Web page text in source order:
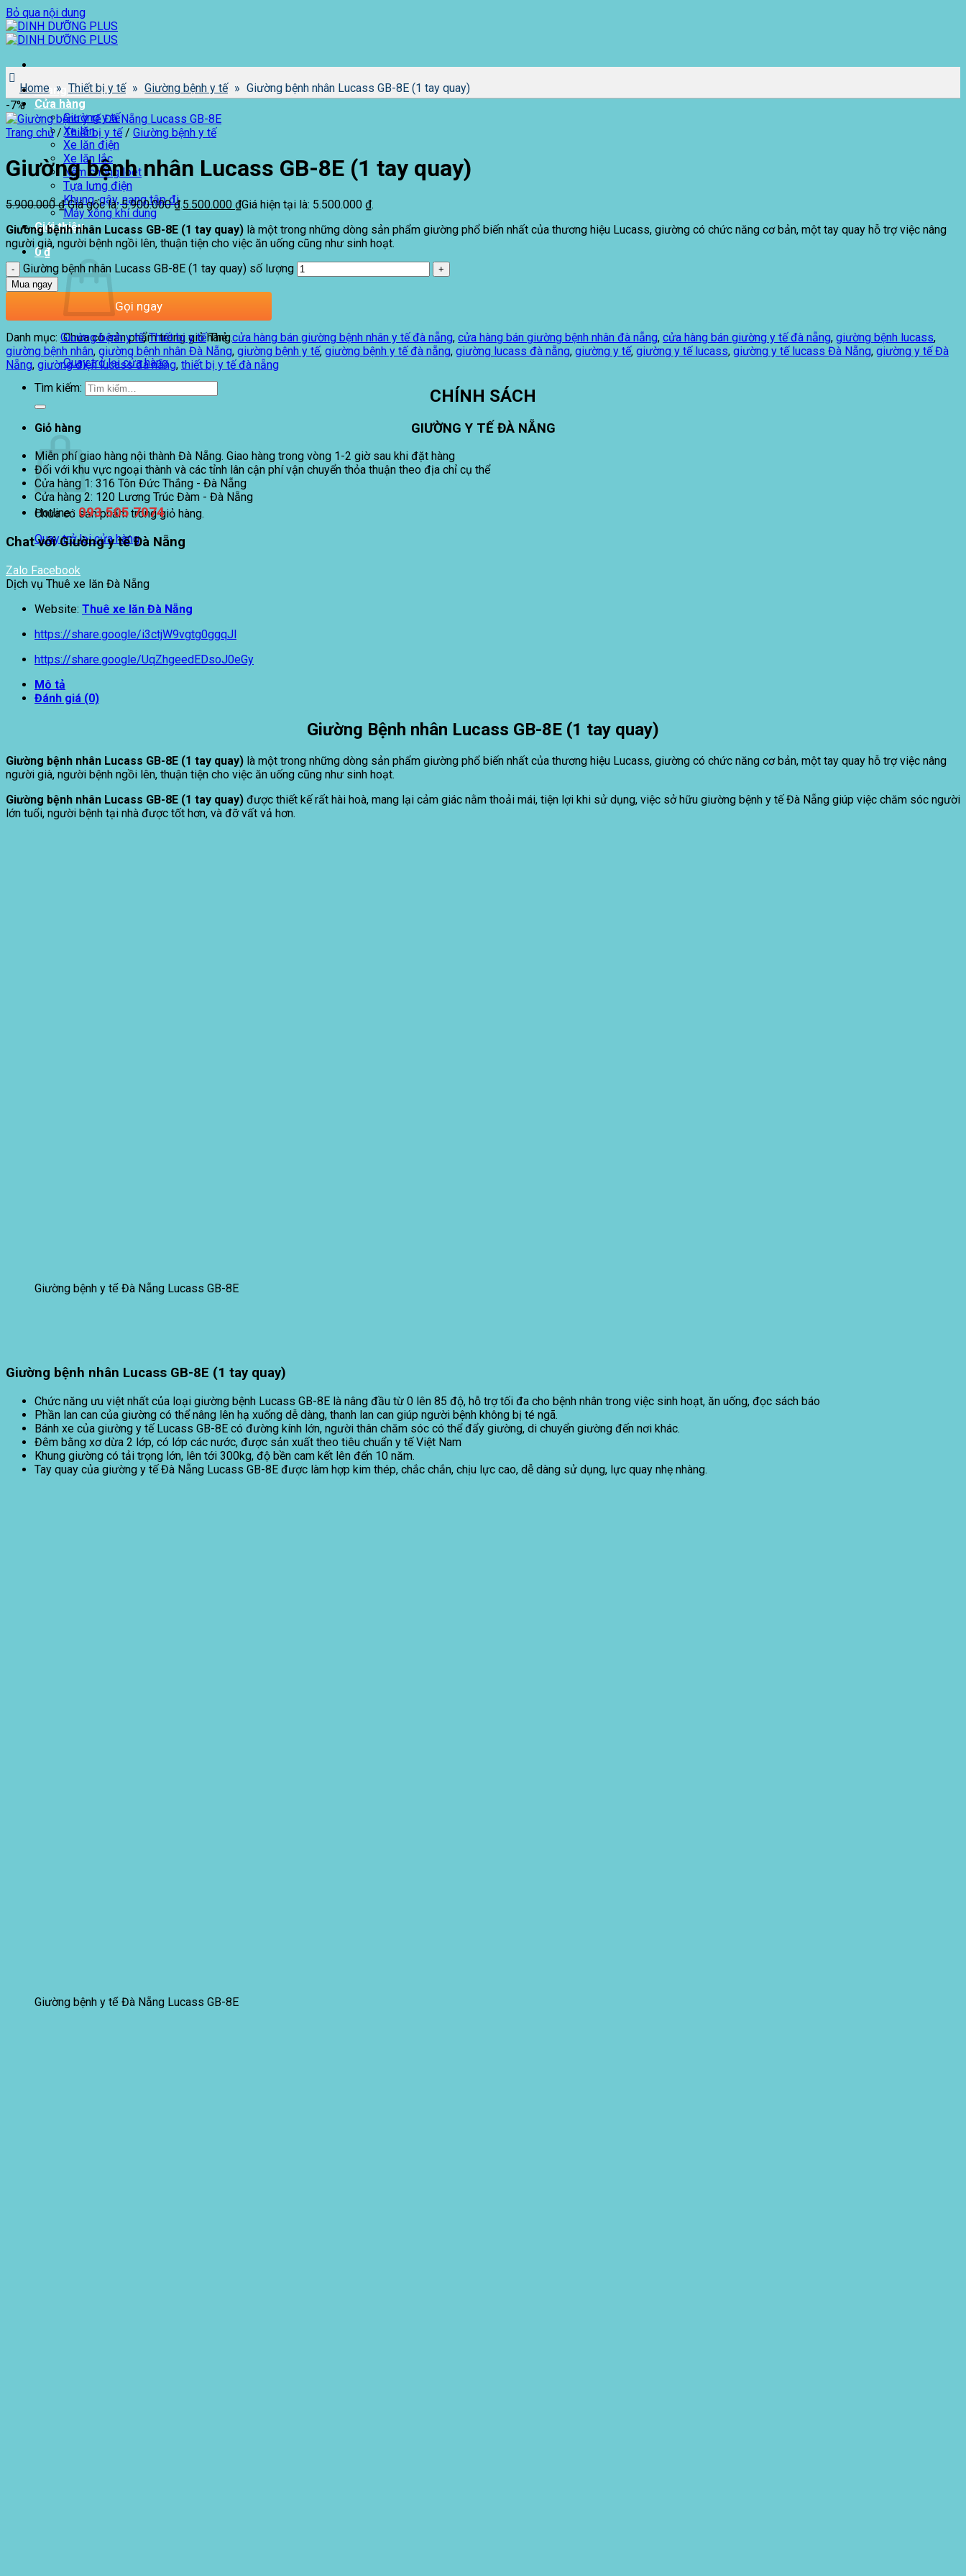
Bỏ qua nội dung
Trang chủ
Cửa hàng
Giường y tế
Xe lăn
Xe lăn điện
Xe lăn lắc
Nệm chống loét
Tựa lưng điện
Khung, gậy, nạng tập đi
Máy xông khí dung
Giới thiệu
0₫
Chưa có sản phẩm trong giỏ hàng.
Quay trở lại cửa hàng
Tìm kiếm:
Giỏ hàng
Chưa có sản phẩm trong giỏ hàng.
Quay trở lại cửa hàng
Home » Thiết bị y tế » Giường bệnh y tế » Giường bệnh nhân Lucass GB-8E (1 tay quay)
-7%
Trang chủ / Thiết bị y tế / Giường bệnh y tế
Giường bệnh nhân Lucass GB-8E (1 tay quay)
5.900.000₫ Giá gốc là: 5.900.000 ₫.5.500.000 ₫Giá hiện tại là: 5.500.000 ₫.
Giường bệnh nhân Lucass GB-8E (1 tay quay) là một trong những dòng sản phẩm giường phổ biến nhất của thương hiệu Lucass, giường có chức năng cơ bản, một tay quay hỗ trợ việc nâng
người già, người bệnh ngồi lên, thuận tiện cho việc ăn uống cũng như sinh hoạt.
Giường bệnh nhân Lucass GB-8E (1 tay quay) số lượng
Mua ngay
Gọi ngay
Danh mục: Giường bệnh y tế,Thiết bị y tế Thẻ:cửa hàng bán giường bệnh nhân y tế đà nẵng, cửa hàng bán giường bệnh nhân đà nẵng, cửa hàng bán giường y tế đà nẵng, giường bệnh lucass,
giường bệnh nhân, giường bệnh nhân Đà Nẵng, giường bệnh y tế, giường bệnh y tế đà nẵng, giường lucass đà nẵng, giường y tế, giường y tế lucass, giường y tế lucass Đà Nẵng, giường y tế Đà
Nẵng, giường điện lucass đà nẵng, thiết bị y tế đà nẵng
CHÍNH SÁCH
GIƯỜNG Y TẾ ĐÀ NẴNG
Miễn phí giao hàng nội thành Đà Nẵng. Giao hàng trong vòng 1-2 giờ sau khi đặt hàng
Đối với khu vực ngoại thành và các tỉnh lân cận phí vận chuyển thỏa thuận theo địa chỉ cụ thể
Cửa hàng 1: 316 Tôn Đức Thắng - Đà Nẵng
Cửa hàng 2: 120 Lương Trúc Đàm - Đà Nẵng
Hotline : 093 505 7074
Chat với Giường y tế Đà Nẵng
Zalo Facebook
Dịch vụ Thuê xe lăn Đà Nẵng
Website: Thuê xe lăn Đà Nẵng
https://share.google/i3ctjW9vgtg0ggqJl
https://share.google/UqZhgeedEDsoJ0eGy
Mô tả
Đánh giá (0)
Giường Bệnh nhân Lucass GB-8E (1 tay quay)
Giường bệnh nhân Lucass GB-8E (1 tay quay) là một trong những dòng sản phẩm giường phổ biến nhất của thương hiệu Lucass, giường có chức năng cơ bản, một tay quay hỗ trợ việc nâng
người già, người bệnh ngồi lên, thuận tiện cho việc ăn uống cũng như sinh hoạt.
Giường bệnh nhân Lucass GB-8E (1 tay quay) được thiết kế rất hài hoà, mang lại cảm giác nằm thoải mái, tiện lợi khi sử dụng, việc sở hữu giường bệnh y tế Đà Nẵng giúp việc chăm sóc người
lớn tuổi, người bệnh tại nhà được tốt hơn, và đỡ vất vả hơn.
Giường bệnh y tế Đà Nẵng Lucass GB-8E
Giường bệnh nhân Lucass GB-8E (1 tay quay)
Chức năng ưu việt nhất của loại giường bệnh Lucass GB-8E là nâng đầu từ 0 lên 85 độ, hỗ trợ tối đa cho bệnh nhân trong việc sinh hoạt, ăn uống, đọc sách báo
Phần lan can của giường có thể nâng lên hạ xuống dễ dàng, thanh lan can giúp người bệnh không bị té ngã.
Bánh xe của giường y tế Lucass GB-8E có đường kính lớn, người thân chăm sóc có thể đẩy giường, di chuyển giường đến nơi khác.
Đêm bằng xơ dừa 2 lớp, có lớp các nước, được sản xuất theo tiêu chuẩn y tế Việt Nam
Khung giường có tải trọng lớn, lên tới 300kg, độ bền cam kết lên đến 10 năm.
Tay quay của giường y tế Đà Nẵng Lucass GB-8E được làm hợp kim thép, chắc chắn, chịu lực cao, dễ dàng sử dụng, lực quay nhẹ nhàng.
Giường bệnh y tế Đà Nẵng Lucass GB-8E